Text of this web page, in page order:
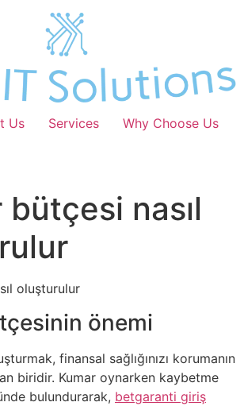
Us Services
Why Choose Us
bütçesi nasıl
oluşturulur
önemi
finansal sağlığınızı korumanın
biridir. Kumar oynarken kaybetme
bulundurarak, betgaranti giriş